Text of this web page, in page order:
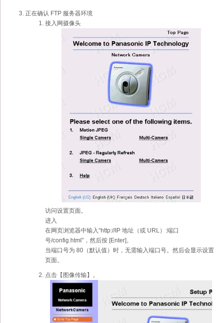
正在确认 FTP 服务器环境
接入网摄像头
访问设置页面。
进入
在网页浏览器中输入“http://IP 地址（或 URL）:端口
号/config.html”，然后按 [Enter]。
当端口号为 80（默认值）时，无需输入端口号。然后会显示设置
页面。
点击【图像传输】。